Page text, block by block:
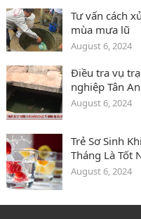
Tư vấn cách
mùa mưa lũ
August 6, 2024
Điều tra vụ
nghiệp Tân
August 6, 2024
Trẻ Sơ Sinh
Tháng Là Tốt
August 6, 2024